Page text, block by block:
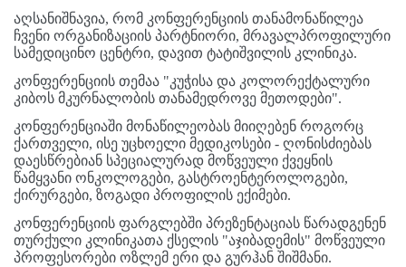
აღსანიშნავია, რომ კონფერენციის თანამონაწილეა
ჩვენი ორგანიზაციის პარტნიორი, მრავალპროფილური
სამედიცინო ცენტრი, დავით ტატიშვილის კლინიკა.
კონფერენციის თემაა "კუჭისა და კოლორექტალური
კიბოს მკურნალობის თანამედროვე მეთოდები".
კონფერენციაში მონაწილეობას მიიღებენ როგორც
ქართველი, ისე უცხოელი მედიკოსები - ღონისძიებას
დაესწრებიან სპეციალურად მოწვეული ქვეყნის
წამყვანი ონკოლოგები, გასტროენტეროლოგები,
ქირურგები, ზოგადი პროფილის ექიმები.
კონფერენციის ფარგლებში პრეზენტაციას წარადგენენ
თურქული კლინიკათა ქსელის "აჯიბადემის" მოწვეული
პროფესორები ოზლემ ერი და გურჰან შიშმანი.